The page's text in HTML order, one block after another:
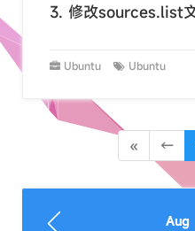
3. 修改sources.list
Ubuntu Ubuntu
« ←